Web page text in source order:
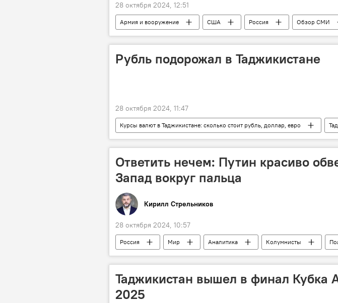
28 октября 2024, 12:51
Армия и вооружение США Россия Обзор СМИ
Рубль подорожал в Таджикистане
28 октября 2024, 11:47
Курсы валют в Таджикистане: сколько стоит рубль, доллар, евро
Нацбанк Таджикистана
доллар рубль сомони
Ответить нечем: Путин красиво
Запад вокруг пальца
Кирилл Стрельников
28 октября 2024, 10:57
Россия Мир Аналитика Колумнисты
Армия и вооружение
Таджикистан вышел в финал Кубка
2025